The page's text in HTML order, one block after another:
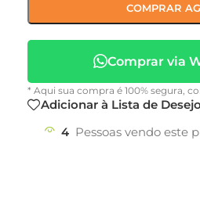
COMPRAR
Comprar via
* Aqui sua compra é 100% segura,
Adicionar à Lista de
4 Pessoas vendo este